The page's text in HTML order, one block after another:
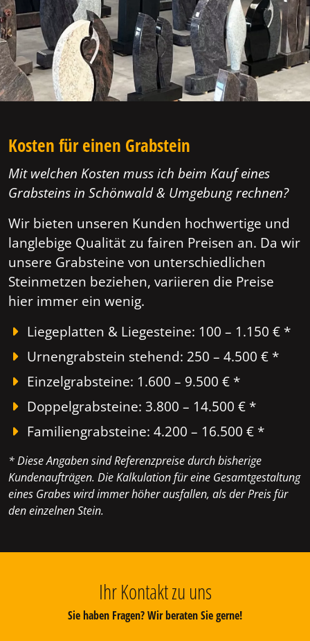
Kosten für einen Grabstein
Mit welchen Kosten muss ich beim Kauf eines
Grabsteins in Schönwald & Umgebung rechnen?
Wir bieten unseren Kunden hochwertige und
langlebige Qualität zu fairen Preisen an. Da wir
unsere Grabsteine von unterschiedlichen
Steinmetzen beziehen, variieren die Preise
hier immer ein wenig.
Liegeplatten & Liegesteine: 100 – 1.150 € *
Urnengrabstein stehend: 250 – 4.500 € *
Einzelgrabsteine: 1.600 – 9.500 € *
Doppelgrabsteine: 3.800 – 14.500 € *
Familiengrabsteine: 4.200 – 16.500 € *
* Diese Angaben sind Referenzpreise durch bisherige
Kundenaufträgen. Die Kalkulation für eine Gesamtgestaltung
eines Grabes wird immer höher ausfallen, als der Preis für
den einzelnen Stein.
Ihr Kontakt zu uns
Sie haben Fragen? Wir beraten Sie gerne!